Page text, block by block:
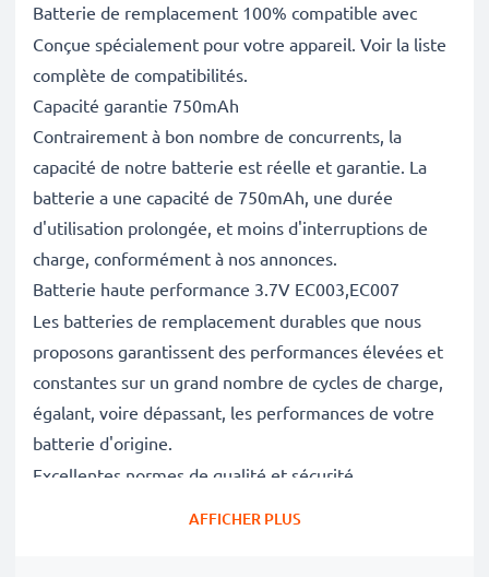
Batterie de remplacement 100% compatible avec
Conçue spécialement pour votre appareil. Voir la liste
complète de compatibilités.
Capacité garantie 750mAh
Contrairement à bon nombre de concurrents, la
capacité de notre batterie est réelle et garantie. La
batterie a une capacité de 750mAh, une durée
d'utilisation prolongée, et moins d'interruptions de
charge, conformément à nos annonces.
Batterie haute performance 3.7V EC003,EC007
Les batteries de remplacement durables que nous
proposons garantissent des performances élevées et
constantes sur un grand nombre de cycles de charge,
égalant, voire dépassant, les performances de votre
batterie d'origine.
Excellentes normes de qualité et sécurité
AFFICHER PLUS